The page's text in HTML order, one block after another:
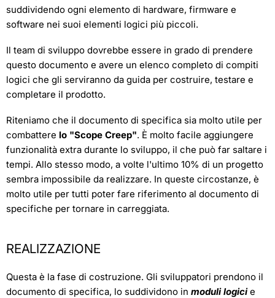
suddividendo ogni elemento di hardware, firmware e
software nei suoi elementi logici più piccoli.
Il team di sviluppo dovrebbe essere in grado di prendere
questo documento e avere un elenco completo di compiti
logici che gli serviranno da guida per costruire, testare e
completare il prodotto.
Riteniamo che il documento di specifica sia molto utile per
combattere lo "Scope Creep". È molto facile aggiungere
funzionalità extra durante lo sviluppo, il che può far saltare i
tempi. Allo stesso modo, a volte l'ultimo 10% di un progetto
sembra impossibile da realizzare. In queste circostanze, è
molto utile per tutti poter fare riferimento al documento di
specifiche per tornare in carreggiata.
REALIZZAZIONE
Questa è la fase di costruzione. Gli sviluppatori prendono il
documento di specifica, lo suddividono in moduli logicie